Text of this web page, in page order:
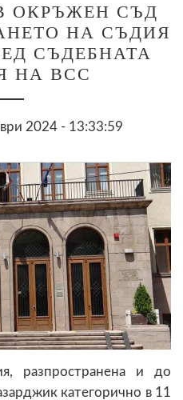
ОКРЪЖЕН СЪД
НА СЪДИЯ
СЪДЕБНАТА
НА ВСС
2024 - 13:33:59
разпространена и до
категорично в 11